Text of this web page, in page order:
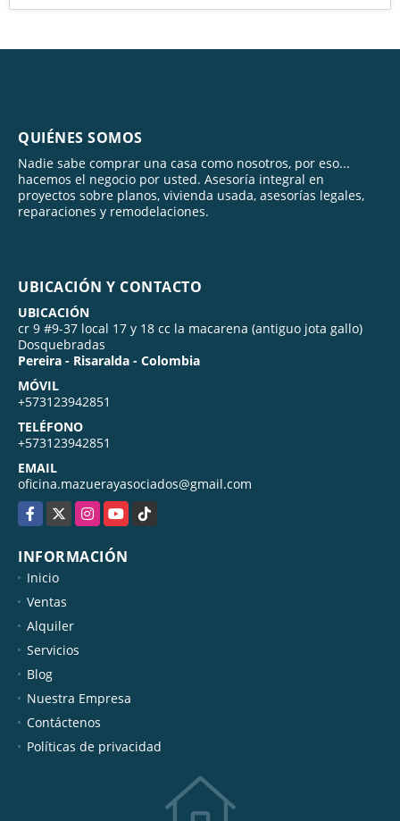
QUIÉNES SOMOS
Nadie sabe comprar una casa como nosotros, por eso...
hacemos el negocio por usted. Asesoría integral en
proyectos sobre planos, vivienda usada, asesorías legales,
reparaciones y remodelaciones.
UBICACIÓN Y CONTACTO
UBICACIÓN
cr 9 #9-37 local 17 y 18 cc la macarena (antiguo jota gallo)
Dosquebradas
Pereira - Risaralda - Colombia
MÓVIL
+573123942851
TELÉFONO
+573123942851
EMAIL
oficina.mazuerayasociados@gmail.com
Facebook
X InstagramYouTubeTikTok
INFORMACIÓN
Inicio
Ventas
Alquiler
Servicios
Blog
Nuestra Empresa
Contáctenos
Políticas de privacidad